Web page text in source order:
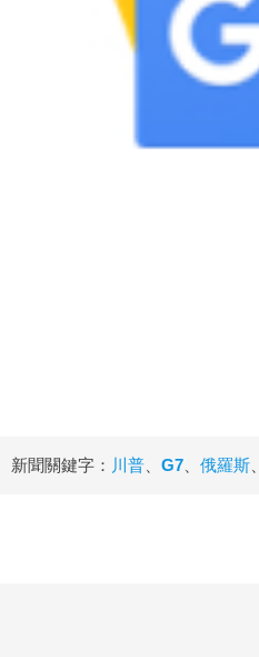
新聞關鍵字： 川普、 G7、 俄羅斯、